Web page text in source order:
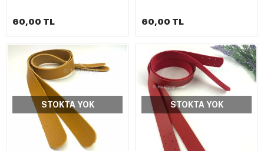
60,00 TL 60,00 TL
STOKTA YOK STOKTA YOK